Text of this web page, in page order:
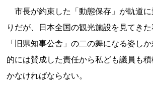
市長が約束した「動態保存」が軌道
りだが、日本全国の観光施設を見てきた
「旧県知事公舎」の二の舞になる姿し
的には賛成した責任から私ども議員も
かなければならない。